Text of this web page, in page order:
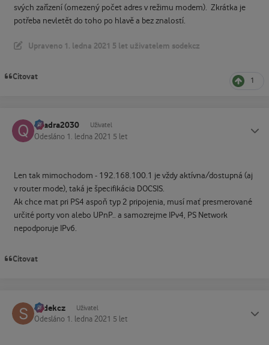
svých zařízení (omezený počet adres v režimu modem). Zkrátka je
potřeba nevletět do toho po hlavě a bez znalostí.
Upraveno 1. ledna 2021 5 let uživatelem sodekcz
Citovat 1
quadra2030 Uživatel
Odesláno 1. ledna 2021 5 let
Len tak mimochodom - 192.168.100.1 je vždy aktívna/dostupná (aj
v router mode), taká je špecifikácia DOCSIS.
Ak chce mat pri PS4 aspoň typ 2 pripojenia, musí mať presmerované
určité porty von alebo UPnP.. a samozrejme IPv4, PS Network
nepodporuje IPv6.
Citovat
sodekcz Uživatel
Odesláno 1. ledna 2021 5 let